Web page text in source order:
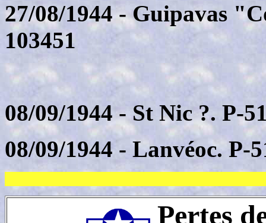
27/08/1944 - Guipavas
103451
08/09/1944 - St Nic ?. P-
08/09/1944 - Lanvéoc. P-
Pertes